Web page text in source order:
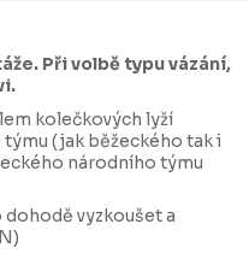
Při volbě typu vázání,
kolečkových lyží
(jak běžeckého tak i
národního týmu
vyzkoušet a